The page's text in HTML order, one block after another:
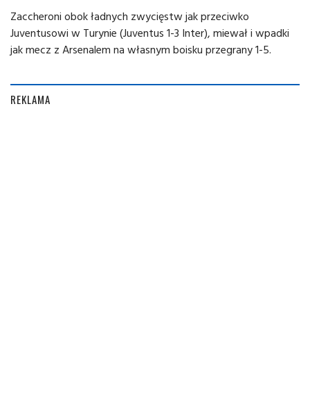
Zaccheroni obok ładnych zwycięstw jak przeciwko
Juventusowi w Turynie (Juventus 1-3 Inter), miewał i wpadki
jak mecz z Arsenalem na własnym boisku przegrany 1-5.
REKLAMA